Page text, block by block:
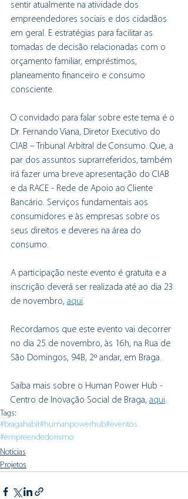
sentir atualmente na atividade dos
empreendedores sociais e dos cidadãos
em geral. E estratégias para facilitar as
tomadas de decisão relacionadas com o
orçamento familiar, empréstimos,
planeamento financeiro e consumo
consciente.
O convidado para falar sobre este tema é o
Dr. Fernando Viana, Diretor Executivo do
CIAB – Tribunal Arbitral de Consumo. Que, a
par dos assuntos suprarreferidos, também
irá fazer uma breve apresentação do CIAB
e da RACE - Rede de Apoio ao Cliente
Bancário. Serviços fundamentais aos
consumidores e às empresas sobre os
seus direitos e deveres na área do
consumo.
A participação neste evento é gratuita e a
inscrição deverá ser realizada até ao dia 23
de novembro, aqui.
Recordamos que este evento vai decorrer
no dia 25 de novembro, às 16h, na Rua de
São Domingos, 94B, 2º andar, em Braga.
Saiba mais sobre o Human Power Hub -
Centro de Inovação Social de Braga, aqui.
Tags:
#bragahabit#humanpowerhub#eventos
#empreendedorismo
Notícias
Projetos